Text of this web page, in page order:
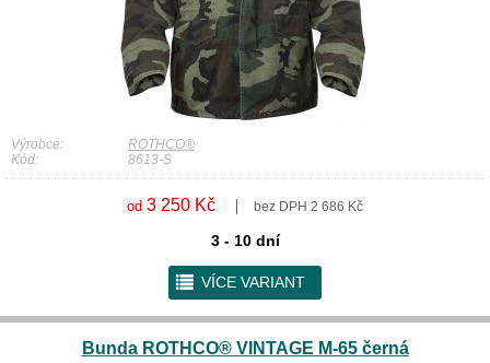
Výrobce:
ROTHCO®
Kód:
8613-S
od 3 250 Kč bez DPH 2 686 Kč
3 - 10 dní
r VÍCE VARIANT
Bunda ROTHCO® VINTAGE M-65 černá